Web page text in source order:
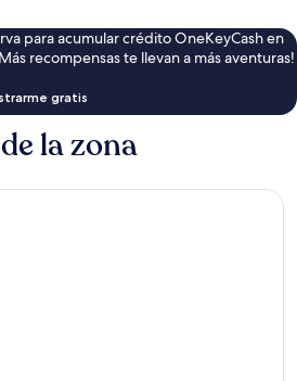
para acumular crédito OneKeyCash en
recompensas te llevan a más aventuras!
gratis
la zona